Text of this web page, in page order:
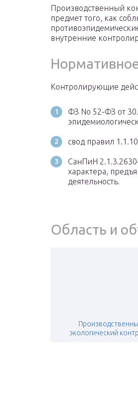
Производственный
предмет того, как
внутренние
Контролирующие
ФЗ No 52-ФЗ от
свод правил
СанПиН
характера,
деятельность.
Область и
экологический